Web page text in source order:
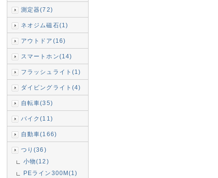
測定器(72)
ネオジム磁石(1)
アウトドア(16)
スマートホン(14)
フラッシュライト(1)
ダイビングライト(4)
自転車(35)
バイク(11)
自動車(166)
つり(36)
小物(12)
PEライン300M(1)